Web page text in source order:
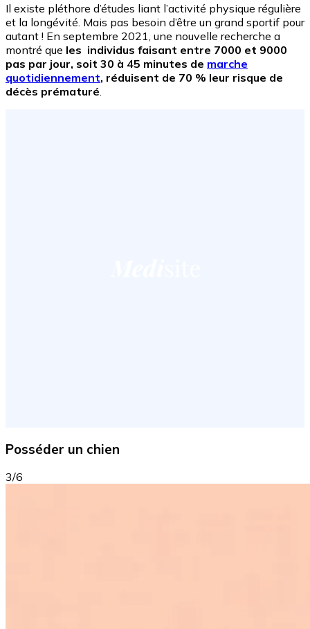
Il existe pléthore d’études liant l’activité physique régulière
et la longévité. Mais pas besoin d’être un grand sportif pour
autant ! En septembre 2021, une nouvelle recherche a
montré que les individus faisant entre 7000 et 9000
pas par jour, soit 30 à 45 minutes de marche
quotidiennement, réduisent de 70 % leur risque de
décès prématuré
Posséder un chien
3/6